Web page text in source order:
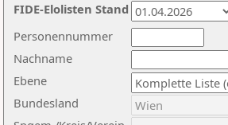
Nachname
Ebene
Personennummer
Bundesland
FIDE-Elolisten Stand